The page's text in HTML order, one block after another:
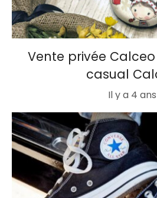
Vente privée
casual
Il y a 4 ans